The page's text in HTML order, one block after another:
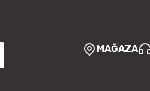
MAĞAZA